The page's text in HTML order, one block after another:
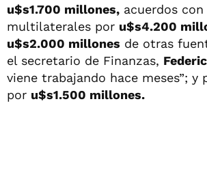
u$s1.700 millones, acuerdos
multilaterales por u$s4.200
u$s2.000 millones de otras
el secretario de Finanzas,
viene trabajando hace meses”; y
por u$s1.500 millones.